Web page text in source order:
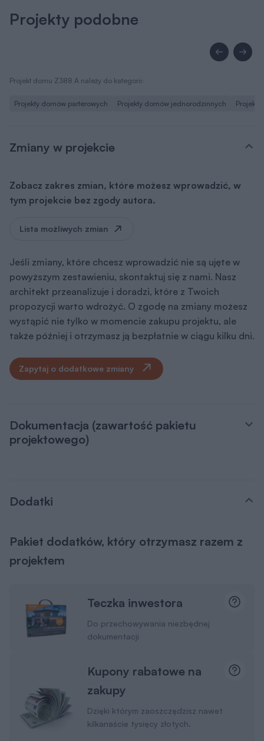
Projekty podobne
Projekt domu Z388 A należy do kategorii:
Projekty domów parterowych Projekty domów jednorodzinnych Projekty
Zmiany w projekcie
Zobacz zakres zmian, które możesz wprowadzić, w
tym projekcie bez zgody autora.
Lista możliwych zmian
Jeśli zmiany, które chcesz wprowadzić nie są ujęte w
powyższym zestawieniu, skontaktuj się z nami. Nasz
architekt przeanalizuje i doradzi, które z Twoich
propozycji warto wdrożyć. O zgodę na zmiany możesz
wystąpić nie tylko w momencie zakupu projektu, ale
także później i otrzymasz ją bezpłatnie w ciągu kilku dni.
Zapytaj o dodatkowe zmiany
Dokumentacja (zawartość pakietu
projektowego)
Dodatki
Pakiet dodatków, który otrzymasz razem z
projektem
Teczka inwestora
Do przechowywania niezbędnej
dokumentacji
Kupony rabatowe na
zakupy
Dzięki którym zaoszczędzisz nawet
kilkanaście tysięcy złotych.